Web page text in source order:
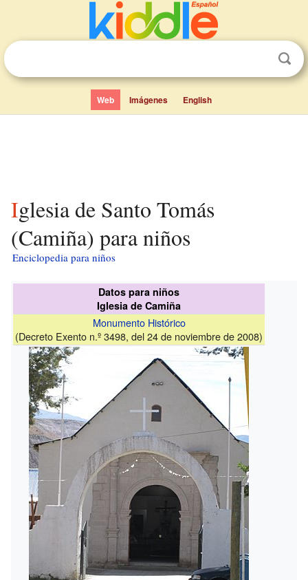
Web Imágenes English
Iglesia de Santo Tomás
(Camiña) para niños
Enciclopedia para niños
Datos para niños
Iglesia de Camiña
Monumento Histórico
(Decreto Exento n.º 3498, del 24 de noviembre de 2008)